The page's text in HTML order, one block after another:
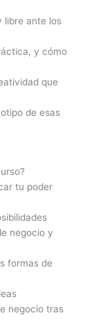
libre ante los
y cómo
que
de esas
tu poder
negocio y
formas de
negocio tras